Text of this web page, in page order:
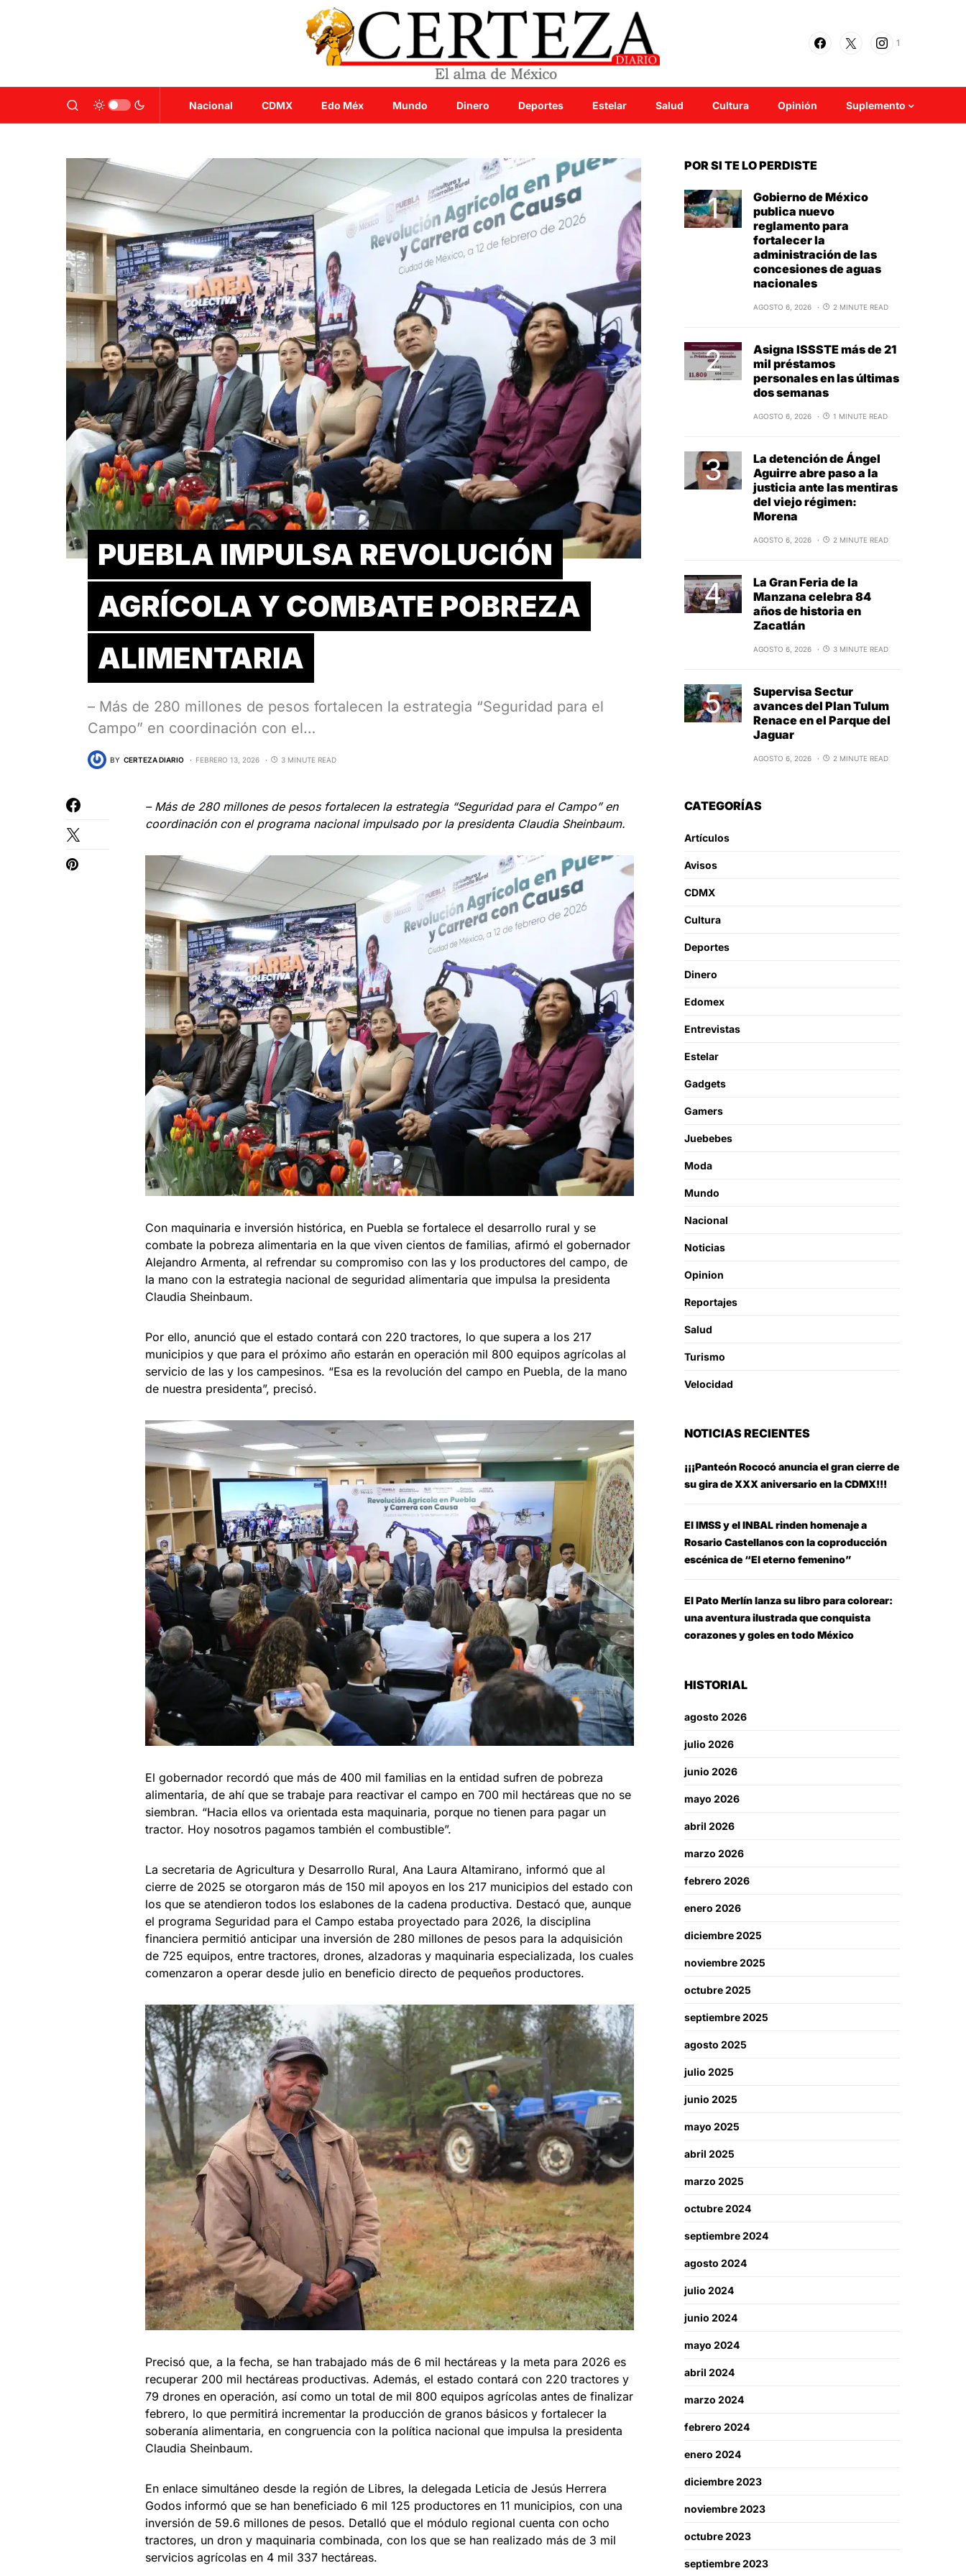
1
Nacional CDMX Edo Méx Mundo Dinero Deportes Estelar Salud Cultura Opinión Suplemento
PUEBLA IMPULSA REVOLUCIÓN
AGRÍCOLA Y COMBATE POBREZA
ALIMENTARIA
– Más de 280 millones de pesos fortalecen la estrategia “Seguridad para el
Campo” en coordinación con el…
BY CERTEZA DIARIO FEBRERO 13, 2026 3 MINUTE READ
– Más de 280 millones de pesos fortalecen la estrategia “Seguridad para el Campo” en
coordinación con el programa nacional impulsado por la presidenta Claudia Sheinbaum.
Con maquinaria e inversión histórica, en Puebla se fortalece el desarrollo rural y se
combate la pobreza alimentaria en la que viven cientos de familias, afirmó el gobernador
Alejandro Armenta, al refrendar su compromiso con las y los productores del campo, de
la mano con la estrategia nacional de seguridad alimentaria que impulsa la presidenta
Claudia Sheinbaum.
Por ello, anunció que el estado contará con 220 tractores, lo que supera a los 217
municipios y que para el próximo año estarán en operación mil 800 equipos agrícolas al
servicio de las y los campesinos. “Esa es la revolución del campo en Puebla, de la mano
de nuestra presidenta”, precisó.
El gobernador recordó que más de 400 mil familias en la entidad sufren de pobreza
alimentaria, de ahí que se trabaje para reactivar el campo en 700 mil hectáreas que no se
siembran. “Hacia ellos va orientada esta maquinaria, porque no tienen para pagar un
tractor. Hoy nosotros pagamos también el combustible”.
La secretaria de Agricultura y Desarrollo Rural, Ana Laura Altamirano, informó que al
cierre de 2025 se otorgaron más de 150 mil apoyos en los 217 municipios del estado con
los que se atendieron todos los eslabones de la cadena productiva. Destacó que, aunque
el programa Seguridad para el Campo estaba proyectado para 2026, la disciplina
financiera permitió anticipar una inversión de 280 millones de pesos para la adquisición
de 725 equipos, entre tractores, drones, alzadoras y maquinaria especializada, los cuales
comenzaron a operar desde julio en beneficio directo de pequeños productores.
Precisó que, a la fecha, se han trabajado más de 6 mil hectáreas y la meta para 2026 es
recuperar 200 mil hectáreas productivas. Además, el estado contará con 220 tractores y
79 drones en operación, así como un total de mil 800 equipos agrícolas antes de finalizar
febrero, lo que permitirá incrementar la producción de granos básicos y fortalecer la
soberanía alimentaria, en congruencia con la política nacional que impulsa la presidenta
Claudia Sheinbaum.
En enlace simultáneo desde la región de Libres, la delegada Leticia de Jesús Herrera
Godos informó que se han beneficiado 6 mil 125 productores en 11 municipios, con una
inversión de 59.6 millones de pesos. Detalló que el módulo regional cuenta con ocho
tractores, un dron y maquinaria combinada, con los que se han realizado más de 3 mil
servicios agrícolas en 4 mil 337 hectáreas.
POR SI TE LO PERDISTE
Gobierno de México
publica nuevo
reglamento para
fortalecer la
administración de las
concesiones de aguas
nacionales
AGOSTO 6, 2026 2 MINUTE READ
Asigna ISSSTE más de 21
mil préstamos
personales en las últimas
dos semanas
AGOSTO 6, 2026 1 MINUTE READ
La detención de Ángel
Aguirre abre paso a la
justicia ante las mentiras
del viejo régimen:
Morena
AGOSTO 6, 2026 2 MINUTE READ
La Gran Feria de la
Manzana celebra 84
años de historia en
Zacatlán
AGOSTO 6, 2026 3 MINUTE READ
Supervisa Sectur
avances del Plan Tulum
Renace en el Parque del
Jaguar
AGOSTO 6, 2026 2 MINUTE READ
CATEGORÍAS
Artículos
Avisos
CDMX
Cultura
Deportes
Dinero
Edomex
Entrevistas
Estelar
Gadgets
Gamers
Juebebes
Moda
Mundo
Nacional
Noticias
Opinion
Reportajes
Salud
Turismo
Velocidad
NOTICIAS RECIENTES
¡¡¡Panteón Rococó anuncia el gran cierre de
su gira de XXX aniversario en la CDMX!!!
El IMSS y el INBAL rinden homenaje a
Rosario Castellanos con la coproducción
escénica de “El eterno femenino”
El Pato Merlín lanza su libro para colorear:
una aventura ilustrada que conquista
corazones y goles en todo México
HISTORIAL
agosto 2026
julio 2026
junio 2026
mayo 2026
abril 2026
marzo 2026
febrero 2026
enero 2026
diciembre 2025
noviembre 2025
octubre 2025
septiembre 2025
agosto 2025
julio 2025
junio 2025
mayo 2025
abril 2025
marzo 2025
octubre 2024
septiembre 2024
agosto 2024
julio 2024
junio 2024
mayo 2024
abril 2024
marzo 2024
febrero 2024
enero 2024
diciembre 2023
noviembre 2023
octubre 2023
septiembre 2023